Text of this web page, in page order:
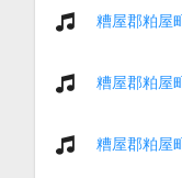
糟屋郡粕屋
糟屋郡粕屋
糟屋郡粕屋